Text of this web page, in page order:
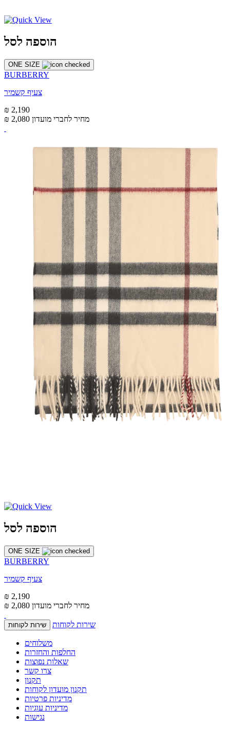
הוספה לסל
ONE SIZE
BURBERRY
צעיף קשמיר
₪ 2,190
₪ 2,080 מחיר לחברי מועדון
הוספה לסל
ONE SIZE
BURBERRY
צעיף קשמיר
₪ 2,190
₪ 2,080 מחיר לחברי מועדון
שירות לקוחות שירות לקוחות
משלוחים
החלפות והחזרות
שאלות נפוצות
צרו קשר
תקנון
תקנון מועדון לקוחות
מדיניות פרטיות
מדיניות עוגיות
נגישות